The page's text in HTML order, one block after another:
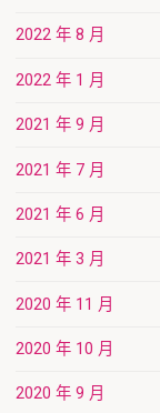
2022 年 8 月
2022 年 1 月
2021 年 9 月
2021 年 7 月
2021 年 6 月
2021 年 3 月
2020 年 11 月
2020 年 10 月
2020 年 9 月